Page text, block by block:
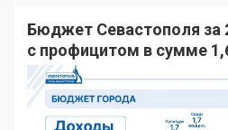
Бюджет Севастополя за
с профицитом в сумме